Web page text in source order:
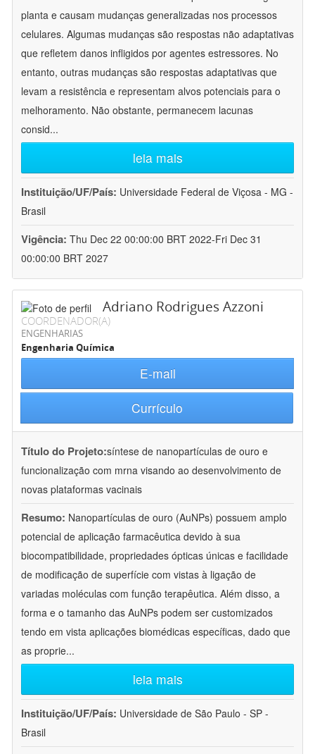
planta e causam mudanças generalizadas nos processos
celulares. Algumas mudanças são respostas não adaptativas
que refletem danos infligidos por agentes estressores. No
entanto, outras mudanças são respostas adaptativas que
levam a resistência e representam alvos potenciais para o
melhoramento. Não obstante, permanecem lacunas
consid...
leia mais
Instituição/UF/País: Universidade Federal de Viçosa - MG -
Brasil
Vigência: Thu Dec 22 00:00:00 BRT 2022-Fri Dec 31
00:00:00 BRT 2027
Adriano Rodrigues Azzoni
COORDENADOR(A)
ENGENHARIAS
Engenharia Química
E-mail
Currículo
Título do Projeto:síntese de nanopartículas de ouro e
funcionalização com mrna visando ao desenvolvimento de
novas plataformas vacinais
Resumo: Nanopartículas de ouro (AuNPs) possuem amplo
potencial de aplicação farmacêutica devido à sua
biocompatibilidade, propriedades ópticas únicas e facilidade
de modificação de superfície com vistas à ligação de
variadas moléculas com função terapêutica. Além disso, a
forma e o tamanho das AuNPs podem ser customizados
tendo em vista aplicações biomédicas específicas, dado que
as proprie...
leia mais
Instituição/UF/País: Universidade de São Paulo - SP -
Brasil